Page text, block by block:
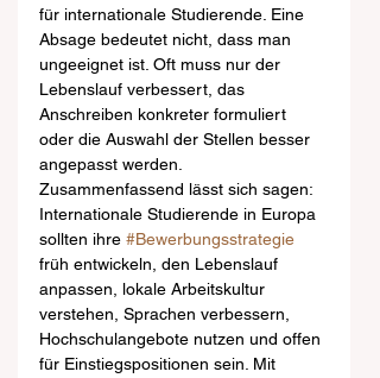
für internationale Studierende. Eine
Absage bedeutet nicht, dass man
ungeeignet ist. Oft muss nur der
Lebenslauf verbessert, das
Anschreiben konkreter formuliert
oder die Auswahl der Stellen besser
angepasst werden.
Zusammenfassend lässt sich sagen:
Internationale Studierende in Europa
sollten ihre #Bewerbungsstrategie
früh entwickeln, den Lebenslauf
anpassen, lokale Arbeitskultur
verstehen, Sprachen verbessern,
Hochschulangebote nutzen und offen
für Einstiegspositionen sein. Mit